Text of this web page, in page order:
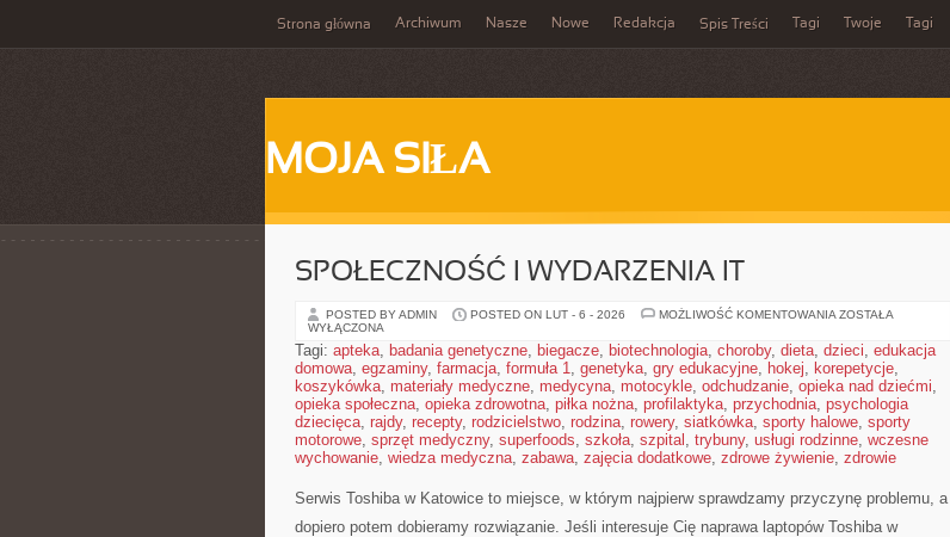
Strona główna Archiwum Nasze Nowe Redakcja Spis Treści Tagi Twoje Tagi
MOJA SIŁA
SPOŁECZNOŚĆ I WYDARZENIA IT
POSTED BY ADMIN POSTED ON LUT - 6 - 2026 MOŻLIWOŚĆ KOMENTOWANIA SPOŁECZNOŚĆ
IT
ZOSTAŁA
WYŁĄCZONA
Tagi: apteka, badania genetyczne, biegacze, biotechnologia, choroby, dieta, dzieci, edukacja
domowa, egzaminy, farmacja, formuła 1, genetyka, gry edukacyjne, hokej, korepetycje,
koszykówka, materiały medyczne, medycyna, motocykle, odchudzanie, opieka nad dziećmi,
opieka społeczna, opieka zdrowotna, piłka nożna, profilaktyka, przychodnia, psychologia
dziecięca, rajdy, recepty, rodzicielstwo, rodzina, rowery, siatkówka, sporty halowe, sporty
motorowe, sprzęt medyczny, superfoods, szkoła, szpital , trybuny, usługi rodzinne, wczesne
wychowanie, wiedza medyczna, zabawa, zajęcia dodatkowe, zdrowe żywienie, zdrowie
Serwis Toshiba w Katowice to miejsce, w którym najpierw sprawdzamy przyczynę problemu, a
dopiero potem dobieramy rozwiązanie. Jeśli interesuje Cię naprawa laptopów Toshiba w